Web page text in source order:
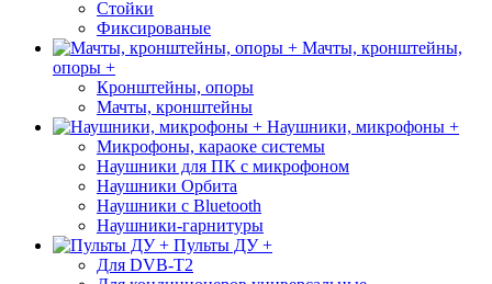
Стойки
Фиксированые
Мачты, кронштейны,
опоры +
Кронштейны, опоры
Мачты, кронштейны
Наушники, микрофоны +
Микрофоны, караоке системы
Наушники для ПК с микрофоном
Наушники Орбита
Наушники с Bluetooth
Наушники-гарнитуры
Пульты ДУ +
Для DVB-T2